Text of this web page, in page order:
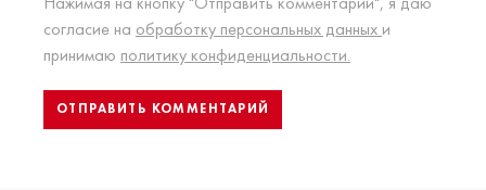
согласие на обработку персональных данных и
принимаю политику конфиденциальности.